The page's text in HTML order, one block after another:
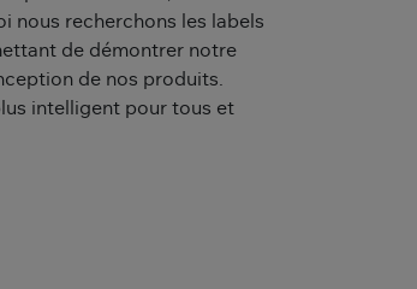
nous recherchons les labels
de démontrer notre
de nos produits.
intelligent pour tous et